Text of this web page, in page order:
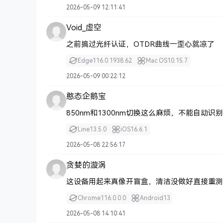
2026-05-09 12:11:41
Void_虚空
之前搞过光纤认证，OTDR曲线一歪心就凉了
Edge116.0.1938.62 Mac OS10.15.7
2026-05-09 00:22:12
憨态企鹅宝
850nm和1300nm切换这么麻烦，不能自动识
Line13.5.0 iOS16.6.1
2026-05-08 22:56:17
贪婪的漩涡
这设备用起来真像开盲盒，清洁没做好直接重测
Chrome116.0.0.0 Android13
2026-05-08 14:10:41